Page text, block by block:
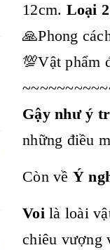
12cm. Loại
🙏Phong
💯Vật phẩm
Gậy như ý
những điều
Còn về Ý
Voilà loài
chiêu vượng